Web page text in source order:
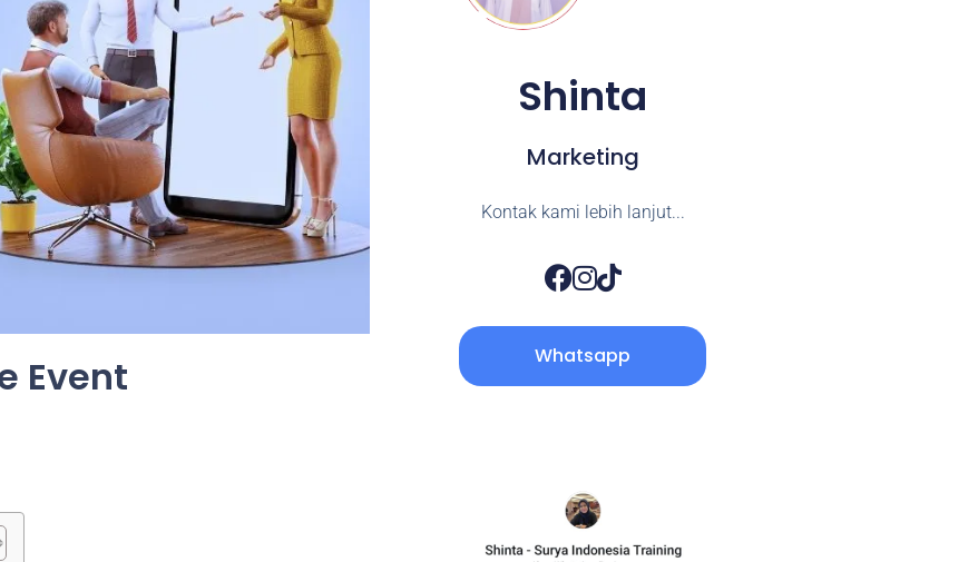
Event
Shinta
Marketing
Kontak kami lebih lanjut...
Whatsapp